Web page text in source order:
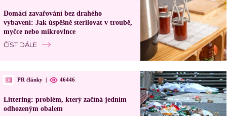
Domácí zavařování bez drahého
vybavení: Jak úspěšně sterilovat v troubě,
myčce nebo mikrovlnce
ČÍST DÁLE
PR články | 46446
Littering: problém, který začíná jedním
odhozeným obalem